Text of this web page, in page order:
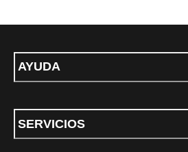
AYUDA
SERVICIOS